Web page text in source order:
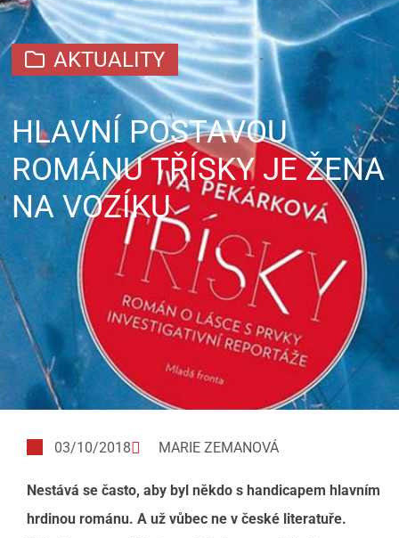
AKTUALITY
HLAVNÍ POSTAVOU
ROMÁNU TŘÍSKY JE ŽENA
NA VOZÍKU
03/10/2018 MARIE ZEMANOVÁ
Nestává se často, aby byl někdo s handicapem hlavním
hrdinou románu. A už vůbec ne v české literatuře.